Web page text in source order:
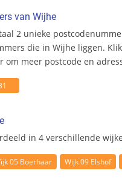
van Wijhe
2 unieke
die in Wijhe liggen.
om meer postcode en
in 4 verschillende
05 Boerhaar Wijk 09 Elshof